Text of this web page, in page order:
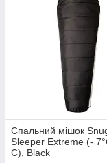
Спальний мішок
Sleeper Extreme (-
C), Black